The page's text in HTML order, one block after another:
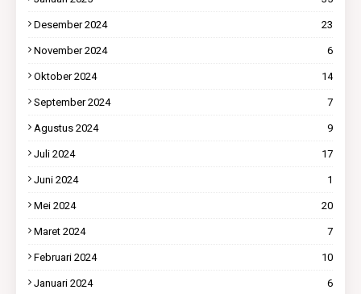
Desember 2024 23
November 2024 6
Oktober 2024 14
September 2024 7
Agustus 2024 9
Juli 2024 17
Juni 2024 1
Mei 2024 20
Maret 2024 7
Februari 2024 10
Januari 2024 6